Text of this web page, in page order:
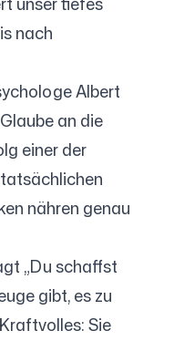
nach
Albert
an die
einer der
nähren genau
„Du schaffst
gibt, es zu
Sie